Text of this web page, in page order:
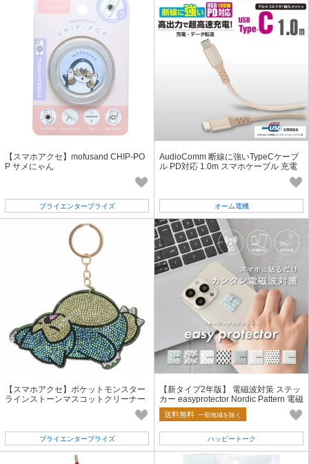
【スマホアクセ】mofusand CHIP-PO
P サメにゃん
ブライエンタープライズ
AudioComm 断線に強いTypeCケーブ
ル PD対応 1.0m スマホケーブル 充電
オーム電機
【スマホアクセ】ポケットモンスター
ラインストーンマスコットクリーナー
ブライエンタープライズ
【新タイプ2年版】 電磁波対策 ステッ
カー easyprotector Nordic Pattern 電磁
波防止 電磁波シール
送料無料 一部地域を除く
ハッピートーク